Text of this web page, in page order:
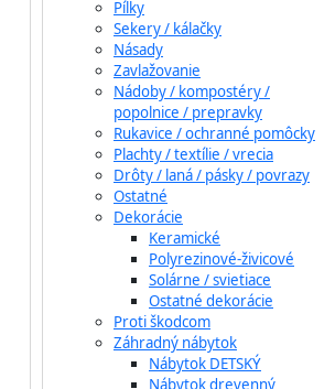
Pílky
Sekery / kálačky
Násady
Zavlažovanie
Nádoby / kompostéry /
popolnice / prepravky
Rukavice / ochranné pomôcky
Plachty / textílie / vrecia
Drôty / laná / pásky / povrazy
Ostatné
Dekorácie
Keramické
Polyrezinové-živicové
Solárne / svietiace
Ostatné dekorácie
Proti škodcom
Záhradný nábytok
Nábytok DETSKÝ
Nábytok drevenný